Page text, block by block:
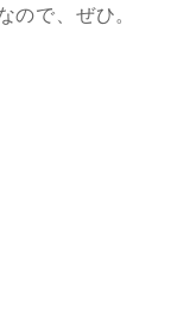
ので、ぜひ。